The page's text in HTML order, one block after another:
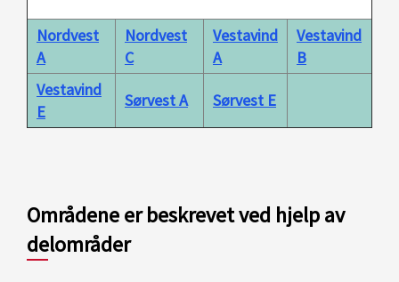
Nordvest
A
Nordvest
C
Vestavind
A
Vestavind
B
Vestavind
E
Sørvest A Sørvest E
Områdene er beskrevet ved hjelp av
delområder